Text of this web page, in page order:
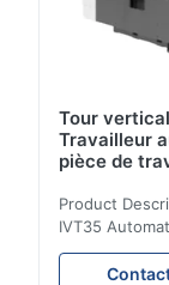
Tour
Travailleur
pièce de
Product
IVT35
Automated
IVT35